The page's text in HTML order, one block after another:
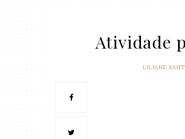
Atividade
LILIANE